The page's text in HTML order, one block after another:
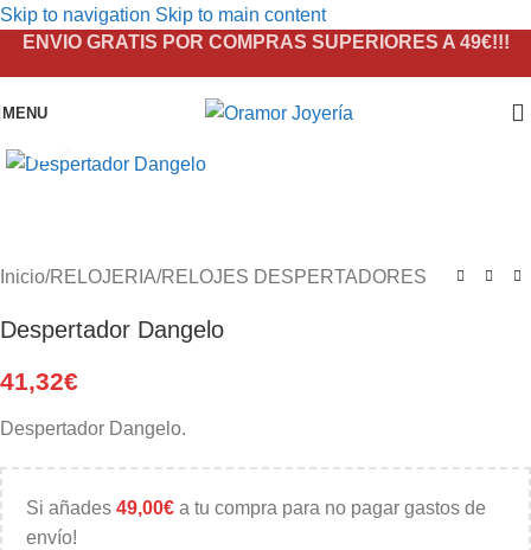
Skip to navigation Skip to main content
ENVIO GRATIS POR COMPRAS SUPERIORES A 49€!!!
MENU
Inicio/RELOJERIA/RELOJES DESPERTADORES
Despertador Dangelo
41,32€
Despertador Dangelo.
Si añades 49,00€ a tu compra para no pagar gastos de
envío!